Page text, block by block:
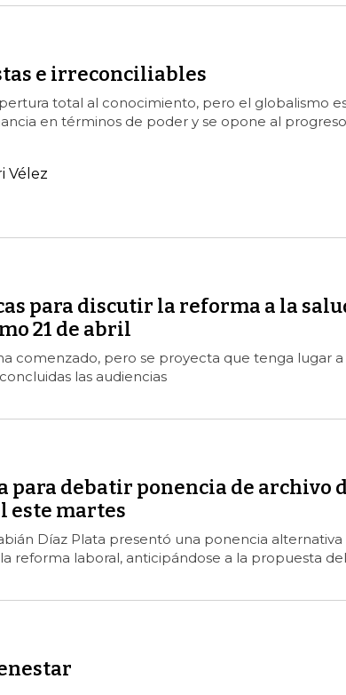
e irreconciliables
total al conocimiento, pero el globalismo
en términos de poder y se opone al progreso
Vélez
para discutir la reforma a la
21 de abril
comenzado, pero se proyecta que tenga lugar a
las audiencias
para debatir ponencia de archivo
este martes
Díaz Plata presentó una ponencia alternativa
reforma laboral, anticipándose a la propuesta del